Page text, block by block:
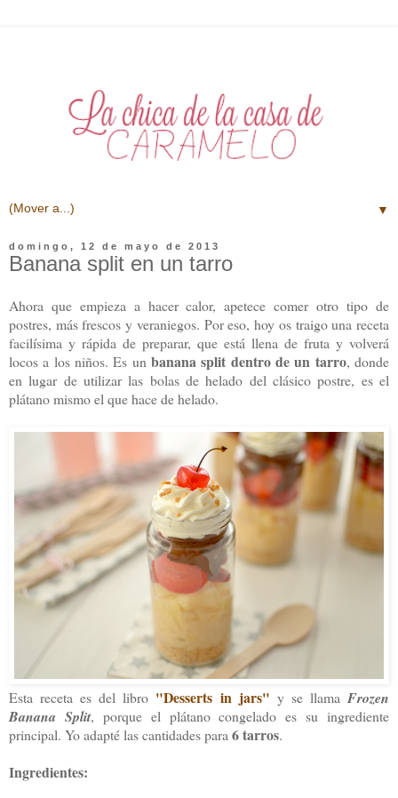
▼
domingo, 12 de mayo de 2013
Banana split en un tarro
Ahora que empieza a hacer calor, apetece comer otro tipo de
postres, más frescos y veraniegos. Por eso, hoy os traigo una receta
facilísima y rápida de preparar, que está llena de fruta y volverá
locos a los niños. Es un banana split dentro de un tarro, donde
en lugar de utilizar las bolas de helado del clásico postre, es el
plátano mismo el que hace de helado.
Esta receta es del libro "Desserts in jars" y se llama Frozen
Banana Split, porque el plátano congelado es su ingrediente
principal. Yo adapté las cantidades para 6 tarros.
Ingredientes: